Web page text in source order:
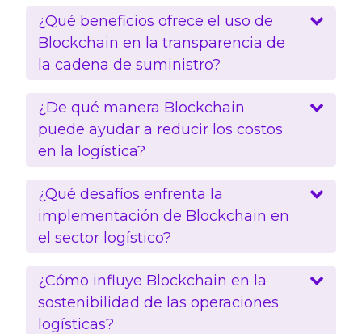
¿Qué beneficios ofrece el uso de
Blockchain en la transparencia de
la cadena de suministro?
¿De qué manera Blockchain
puede ayudar a reducir los costos
en la logística?
¿Qué desafíos enfrenta la
implementación de Blockchain en
el sector logístico?
¿Cómo influye Blockchain en la
sostenibilidad de las operaciones
logísticas?